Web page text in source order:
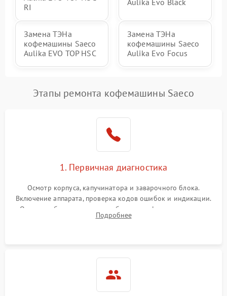
RI
Aulika Evo Black
Замена ТЭНа
кофемашины Saeco
Aulika EVO TOP HSC
Замена ТЭНа
кофемашины Saeco
Aulika Evo Focus
Этапы ремонта кофемашины Saeco
1. Первичная диагностика
Осмотр корпуса, капучинатора и заварочного блока.
Включение аппарата, проверка кодов ошибок и индикации.
Оценка работы помпы, термоблока и кофемолки на слух.
Измерение температуры и давления воды для выявления
Подробнее